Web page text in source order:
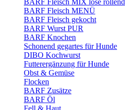
BARF Fleisch MIX lose rollend
BARF Fleisch MENÜ
BARF Fleisch gekocht
BARF Wurst PUR
BARF Knochen
Schonend gegartes für Hunde
DIBO Kochwurst
Futterergänzung für Hunde
Obst & Gemüse
Flocken
BARF Zusätze
BARF Öl
Fell & Haut